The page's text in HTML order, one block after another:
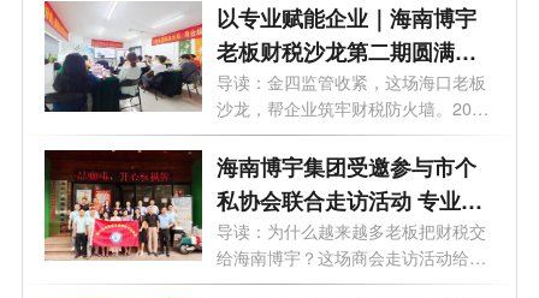
以专业赋能企业｜海南博宇
老板财税沙龙第二期圆满落
幕
导读：金四监管收紧，这场海口老板
沙龙，帮企业筑牢财税防火墙。2026
年6月...
海南博宇集团受邀参与市个
私协会联合走访活动 专业赋
能企业老板财务思维升级
导读：为什么越来越多老板把财税交
给海南博宇？这场商会走访活动给出
了答...